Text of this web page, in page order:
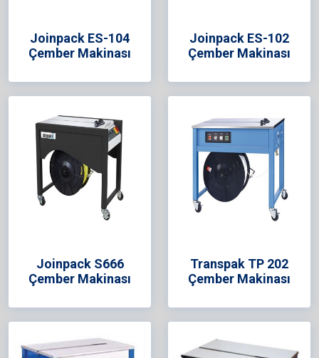
Joinpack ES-104
Çember Makinası
Joinpack ES-102
Çember Makinası
Joinpack S666
Çember Makinası
Transpak TP 202
Çember Makinası